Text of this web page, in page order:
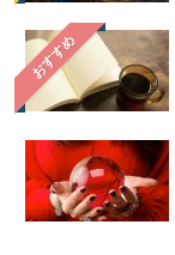
おすすめ